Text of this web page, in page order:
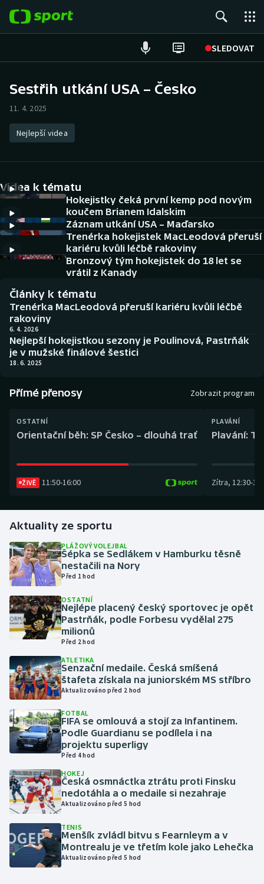
SLEDOVAT
Hokej
Tenis
Atletika
Cyklistika
DALŠÍ SPORTY
Americký fotbal
Baseball a softbal
Basketbal
Biatlon
Boby a skeleton
Box
Curling
Golf
Gymnastika
Házená
Jezdectví
Judo
Krasobruslení
Lezení
Lyže a snowboard
Moderní pětiboj
Motorsport
Olympijské hry
Parasport
Plavání
NEPŘEHLÉDNĚTE
Historické návraty
Aplikace ČT sport
AZ kvíz
Sestřih utkání USA – Česko
11. 4. 2025
Nejlepší videa
Videa k tématu
Hokejistky čeká první kemp pod novým
koučem Brianem Idalskim
Záznam utkání USA – Maďarsko
Trenérka hokejistek MacLeodová přeruší
kariéru kvůli léčbě rakoviny
Bronzový tým hokejistek do 18 let se
vrátil z Kanady
Články k tématu
Trenérka MacLeodová přeruší kariéru kvůli léčbě
rakoviny
6. 4. 2026
Nejlepší hokejistkou sezony je Poulinová, Pastrňák
je v mužské finálové šestici
18. 6. 2025
Přímé přenosy Zobrazit program
OSTATNÍ
Orientační běh: SP Česko – dlouhá trať
ŽIVĚ 11:50-16:00
PLAVÁNÍ
Plavání:
Zítra, 12:30-
Aktuality ze sportu
PLÁŽOVÝ VOLEJBAL
Šépka se Sedlákem v Hamburku těsně
nestačili na Nory
Před 1 hod
OSTATNÍ
Nejlépe placený český sportovec je opět
Pastrňák, podle Forbesu vydělal 275
milionů
Před 2 hod
ATLETIKA
Senzační medaile. Česká smíšená
štafeta získala na juniorském MS stříbro
Aktualizováno před 2 hod
FOTBAL
FIFA se omlouvá a stojí za Infantinem.
Podle Guardianu se podílela i na
projektu superligy
Před 4 hod
HOKEJ
Česká osmnáctka ztrátu proti Finsku
nedotáhla a o medaile si nezahraje
Aktualizováno před 5 hod
TENIS
Menšík zvládl bitvu s Fearnleym a v
Montrealu je ve třetím kole jako Lehečka
Aktualizováno před 5 hod